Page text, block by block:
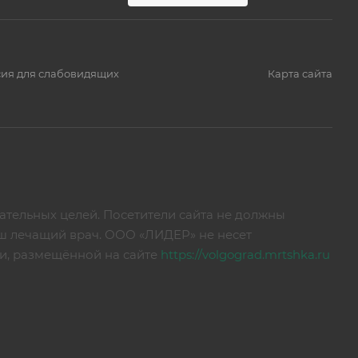
для слабовидящих Карта сайта
целей. Посетители сайта не должны
лечащий врач. ООО «ЛИДЕР» не несет
размещённой на сайте https://volgograd.mrtshka.ru